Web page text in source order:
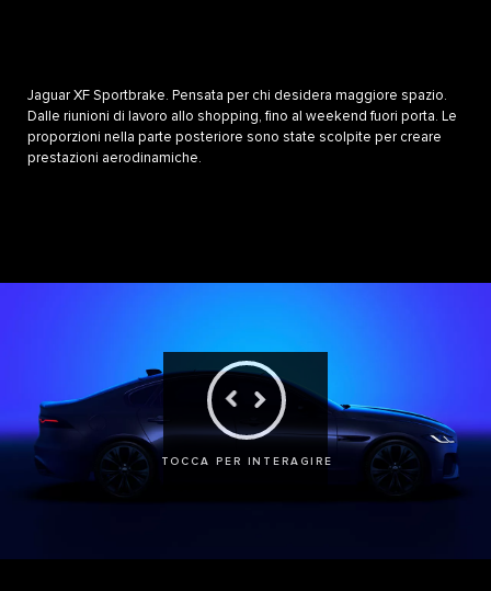
Jaguar XF Sportbrake. Pensata per chi desidera maggiore spazio.
Dalle riunioni di lavoro allo shopping, fino al weekend fuori porta. Le
proporzioni nella parte posteriore sono state scolpite per creare
prestazioni aerodinamiche.
TOCCA PER INTERAGIRE